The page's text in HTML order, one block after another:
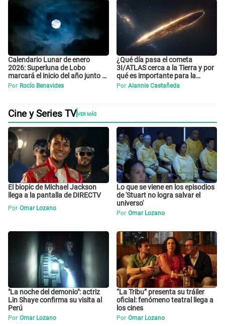
Calendario Lunar de enero
2026: Superluna de Lobo
marcará el inicio del año junto a
lluvias de meteoros
Por Rocío Benavides
¿Qué día pasa el cometa
3I/ATLAS cerca a la Tierra y por
qué es importante para la
ciencia?
Por Alannis Castañeda
Cine y Series TVVER MÁS
El biopic de Michael Jackson
llega a la pantalla de DIRECTV
Por Omar Lozano
Lo que se viene en los episodios
de 'Stuart no logra salvar el
universo'
Por Omar Lozano
"La noche del demonio": actriz
Lin Shaye confirma su visita al
Perú
Por Omar Lozano
“La Tribu” presenta su tráiler
oficial: fenómeno teatral llega a
los cines
Por Omar Lozano